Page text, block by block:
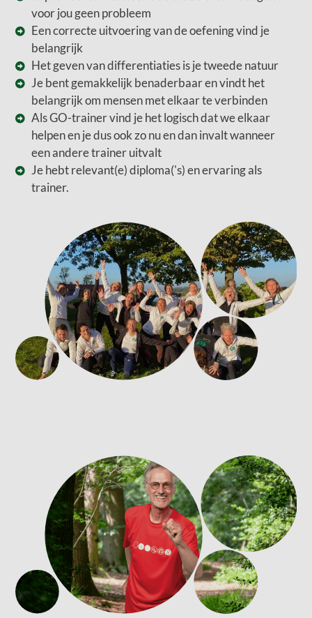
voor jou geen probleem
Een correcte uitvoering van de oefening vind je
belangrijk
Het geven van differentiaties is je tweede natuur
Je bent gemakkelijk benaderbaar en vindt het
belangrijk om mensen met elkaar te verbinden
Als GO-trainer vind je het logisch dat we elkaar
helpen en je dus ook zo nu en dan invalt wanneer
een andere trainer uitvalt
Je hebt relevant(e) diploma('s) en ervaring als
trainer.